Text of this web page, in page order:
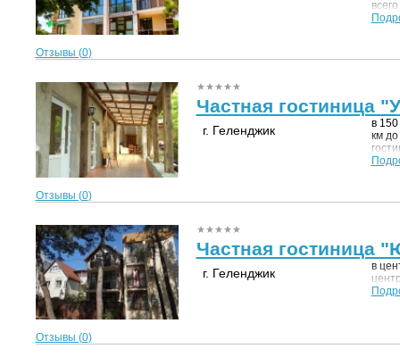
Отзывы (0)
Отзывы (0)
Частная гостиница
г. Геленджик
в
км
Отзывы (0)
Частная гостиница
г. Геленджик
в